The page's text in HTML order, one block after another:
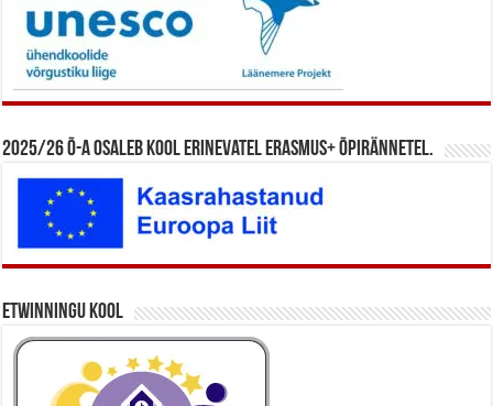
2025/26 õ-a osaleb kool erinevatel Erasmus+ õpirännetel.
eTwinningu kool